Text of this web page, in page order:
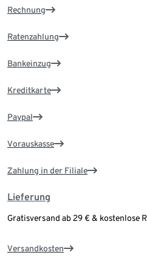
Rechnung
Ratenzahlung
Bankeinzug
Kreditkarte
Paypal
Vorauskasse
Zahlung in der Filiale
Lieferung
Gratisversand ab 29 € & kostenlose
Versandkosten